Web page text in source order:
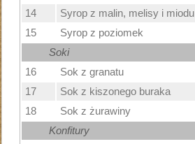
14
Syrop z malin, melisy i miodu
15
Syrop z poziomek
Soki
16
Sok z granatu
17
Sok z kiszonego buraka
18
Sok z żurawiny
Konfitury